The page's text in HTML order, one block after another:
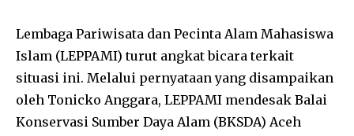
Lembaga Pariwisata dan Pecinta Alam Mahasiswa
Islam (LEPPAMI) turut angkat bicara terkait
situasi ini. Melalui pernyataan yang disampaikan
oleh Tonicko Anggara, LEPPAMI mendesak Balai
Konservasi Sumber Daya Alam (BKSDA) Aceh